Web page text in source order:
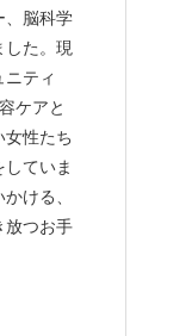
、脳科学
した。現
ティ
ケアと
女性たち
ていま
ける、
放つお手